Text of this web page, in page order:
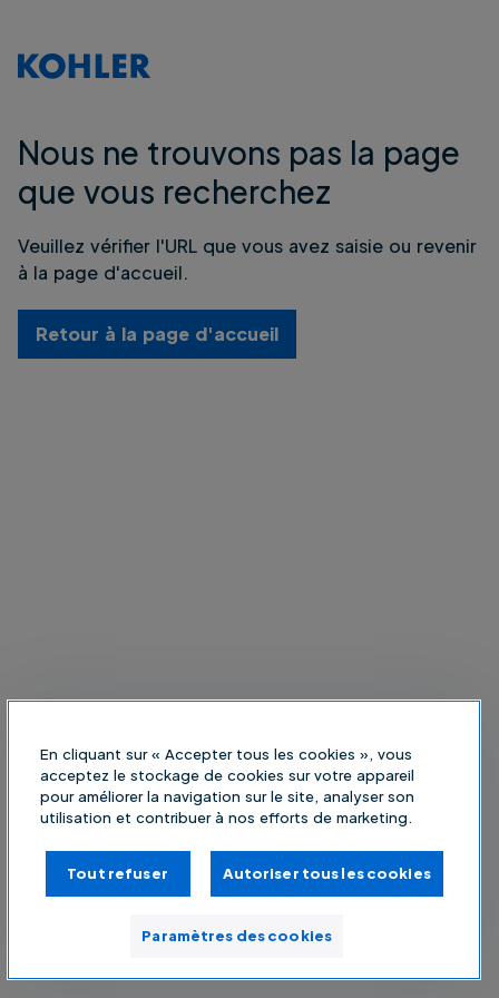
Nous ne trouvons pas la page
que vous recherchez
Veuillez vérifier l'URL que vous avez saisie ou revenir
à la page d'accueil.
Retour à la page d'accueil
En cliquant sur « Accepter tous les cookies », vous
acceptez le stockage de cookies sur votre appareil
pour améliorer la navigation sur le site, analyser son
utilisation et contribuer à nos efforts de marketing.
Tout refuser Autoriser tous les cookies
Paramètres des cookies